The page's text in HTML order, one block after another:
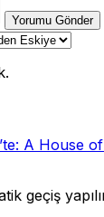
Yorumu Gönder
A House
geçiş